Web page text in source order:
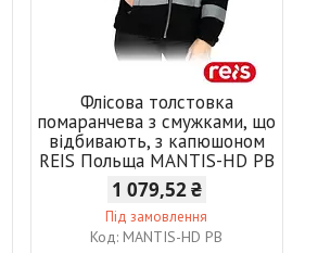
Флісова толстовка
помаранчева з смужками, що
відбивають, з капюшоном
REIS Польща MANTIS-HD PB
1 079,52 ₴
Під замовлення
MANTIS-HD PB